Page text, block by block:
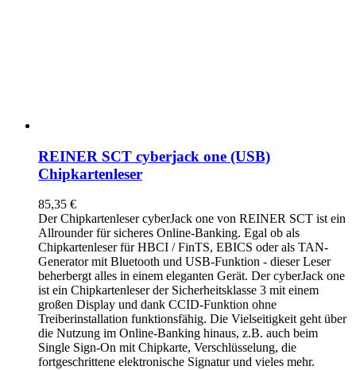
REINER SCT cyberjack one (USB)
Chipkartenleser
85,35 €
Der Chipkartenleser cyberJack one von REINER SCT ist ein
Allrounder für sicheres Online-Banking. Egal ob als
Chipkartenleser für HBCI / FinTS, EBICS oder als TAN-
Generator mit Bluetooth und USB-Funktion - dieser Leser
beherbergt alles in einem eleganten Gerät. Der cyberJack one
ist ein Chipkartenleser der Sicherheitsklasse 3 mit einem
großen Display und dank CCID-Funktion ohne
Treiberinstallation funktionsfähig. Die Vielseitigkeit geht über
die Nutzung im Online-Banking hinaus, z.B. auch beim
Single Sign-On mit Chipkarte, Verschlüsselung, die
fortgeschrittene elektronische Signatur und vieles mehr.